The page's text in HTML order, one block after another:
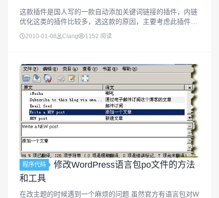
这款插件是国人写的一款自动添加关键词链接的插件，内链
优化这类的插件比较多，选这款的原因，主要考虑此插件是
国人做的，应该为中文方面考虑的比较多，另外，此插件还
具有如下特点。WordPress keyword Link插件特点： 完美
2010-01-08 Clang 1152 阅读
程序代码
修改WordPress语言包po文件的方法
和工具
在改主题的时候遇到一个麻烦的问题.虽然官方有语言包对W